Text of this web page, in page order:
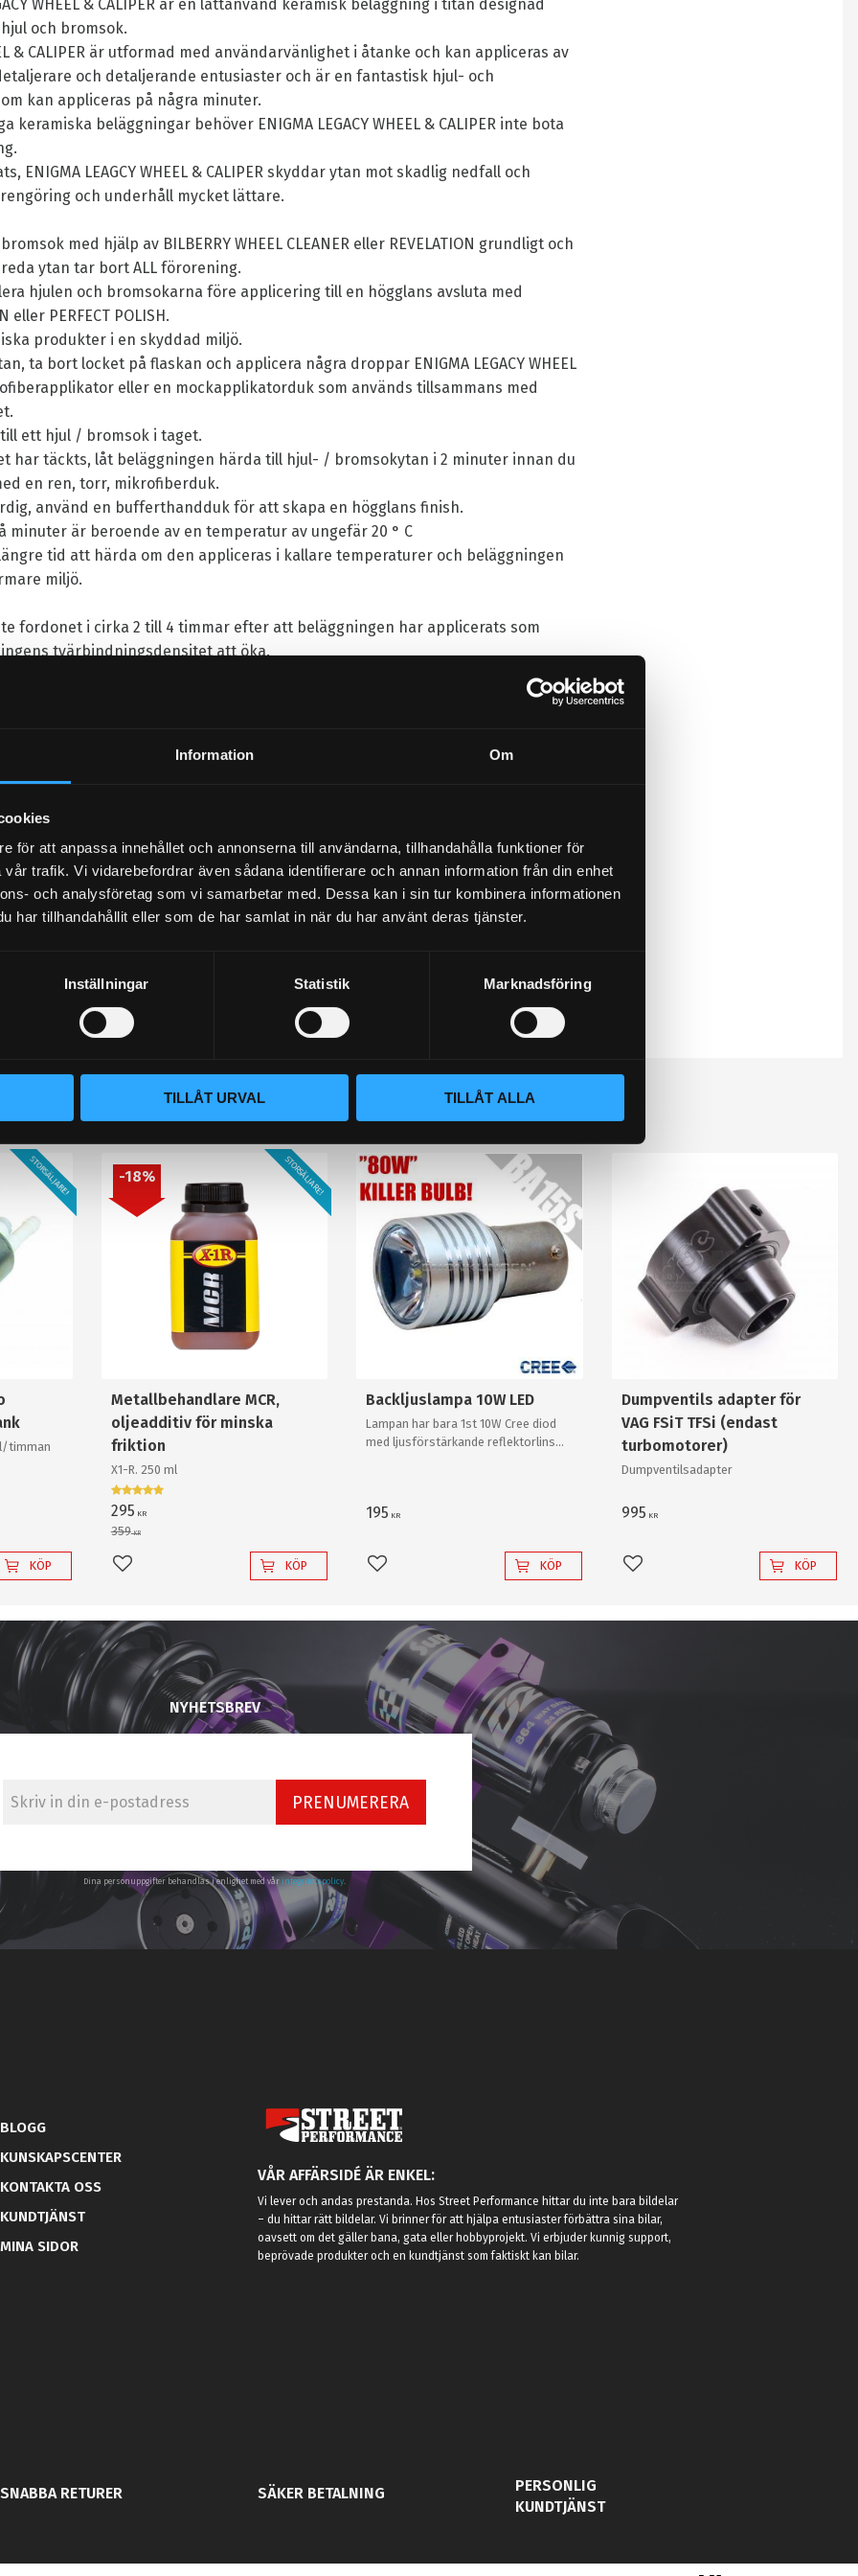
Information Om
för att anpassa innehållet och annonserna till användarna, tillhandahålla funktioner för
trafik. Vi vidarebefordrar även sådana identifierare och annan information från din enhet
och analysföretag som vi samarbetar med. Dessa kan i sin tur kombinera informationen
har tillhandahållit eller som de har samlat in när du har använt deras tjänster.
Inställningar Statistik Marknadsföring
TILLÅT URVAL TILLÅT ALLA
WHEEL & CALIPER är en lättanvänd keramisk beläggning i titan designad
och bromsok.
& CALIPER är utformad med användarvänlighet i åtanke och kan appliceras av
och detaljerande entusiaster och är en fantastisk hjul- och
kan appliceras på några minuter.
keramiska beläggningar behöver ENIGMA LEGACY WHEEL & CALIPER inte bota
ENIGMA LEAGCY WHEEL & CALIPER skyddar ytan mot skadlig nedfall och
och underhåll mycket lättare.
med hjälp av BILBERRY WHEEL CLEANER eller REVELATION grundligt och
ytan tar bort ALL förorening.
hjulen och bromsokarna före applicering till en högglans avsluta med
eller PERFECT POLISH.
produkter i en skyddad miljö.
ta bort locket på flaskan och applicera några droppar ENIGMA LEGACY WHEEL
eller en mockapplikatorduk som används tillsammans med
ett hjul / bromsok i taget.
har täckts, låt beläggningen härda till hjul- / bromsokytan i 2 minuter innan du
en ren, torr, mikrofiberduk.
använd en bufferthandduk för att skapa en högglans finish.
minuter är beroende av en temperatur av ungefär 20 ° C
tid att härda om den appliceras i kallare temperaturer och beläggningen
miljö.
fordonet i cirka 2 till 4 timmar efter att beläggningen har applicerats som
tvärbindningsdensitet att öka.
ett omdöme.
Populära produkter
timman
STORSÄLJARE!
KÖP
Metallbehandlare MCR,
oljeadditiv för minska
friktion
X1-R. 250 ml
295 KR
359KR
18% STORSÄLJARE!
Lägg till i favoriter KÖP
Backljuslampa 10W LED
Lampan har bara 1st 10W Cree diod
med ljusförstärkande reflektorlins
195 KR
Lägg till i favoriter KÖP
Dumpventils adapter för
VAG FSiT TFSi (endast
turbomotorer)
Dumpventilsadapter
995 KR
Lägg till i favoriter KÖP
NYHETSBREV
PRENUMERERA
Dina personuppgifter behandlas i enlighet med vår integritetspolicy
BLOGG
KUNSKAPSCENTER
KONTAKTA OSS
KUNDTJÄNST
MINA SIDOR
VÅR AFFÄRSIDÉ ÄR ENKEL:
Vi lever och andas prestanda. Hos Street Performance hittar du inte bara bildelar
– du hittar rätt bildelar. Vi brinner för att hjälpa entusiaster förbättra sina bilar,
oavsett om det gäller bana, gata eller hobbyprojekt. Vi erbjuder kunnig support,
beprövade produkter och en kundtjänst som faktiskt kan bilar.
SNABBA RETURER SÄKER BETALNING
PERSONLIG
KUNDTJÄNST